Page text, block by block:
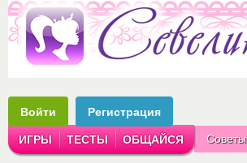
Войти Регистрация
ИГРЫ ТЕСТЫ ОБЩАЙСЯ Советы